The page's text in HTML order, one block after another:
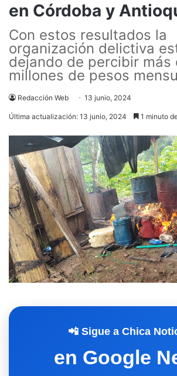
en Córdoba y
Con estos resultados la
organización delictiva
dejando de percibir más
millones de pesos
Redacción Web 13 junio, 2024
Última actualización: 13 junio, 2024 1 minuto
📲 Sigue a Chica
en Google